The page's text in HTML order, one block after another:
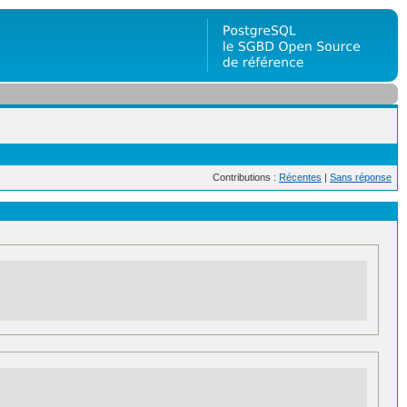
Contributions : Récentes | Sans réponse